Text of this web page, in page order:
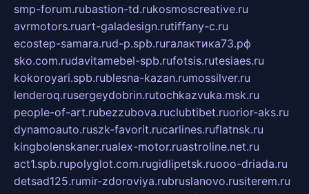
smp-forum.rubastion-td.rukosmoscreative.ru
avrmotors.ruart-galadesign.rutiffany-c.ru
ecostep-samara.rud-p.spb.ruгалактика73.рф
sko.com.rudavitamebel-spb.rufotsis.rutesiaes.ru
kokoroyari.spb.rublesna-kazan.rumossilver.ru
lenderoq.rusergeydobrin.rutochkazvuka.msk.ru
people-of-art.rubezzubova.ruclubtibet.ruorior-aks.ru
dynamoauto.ruszk-favorit.rucarlines.ruflatnsk.ru
kingbolenskaner.rualex-motor.ruastroline.net.ru
act1.spb.rupolyglot.com.rugidlipetsk.ruooo-driada.ru
detsad125.rumir-zdoroviya.rubruslanovo.rusiterem.ru